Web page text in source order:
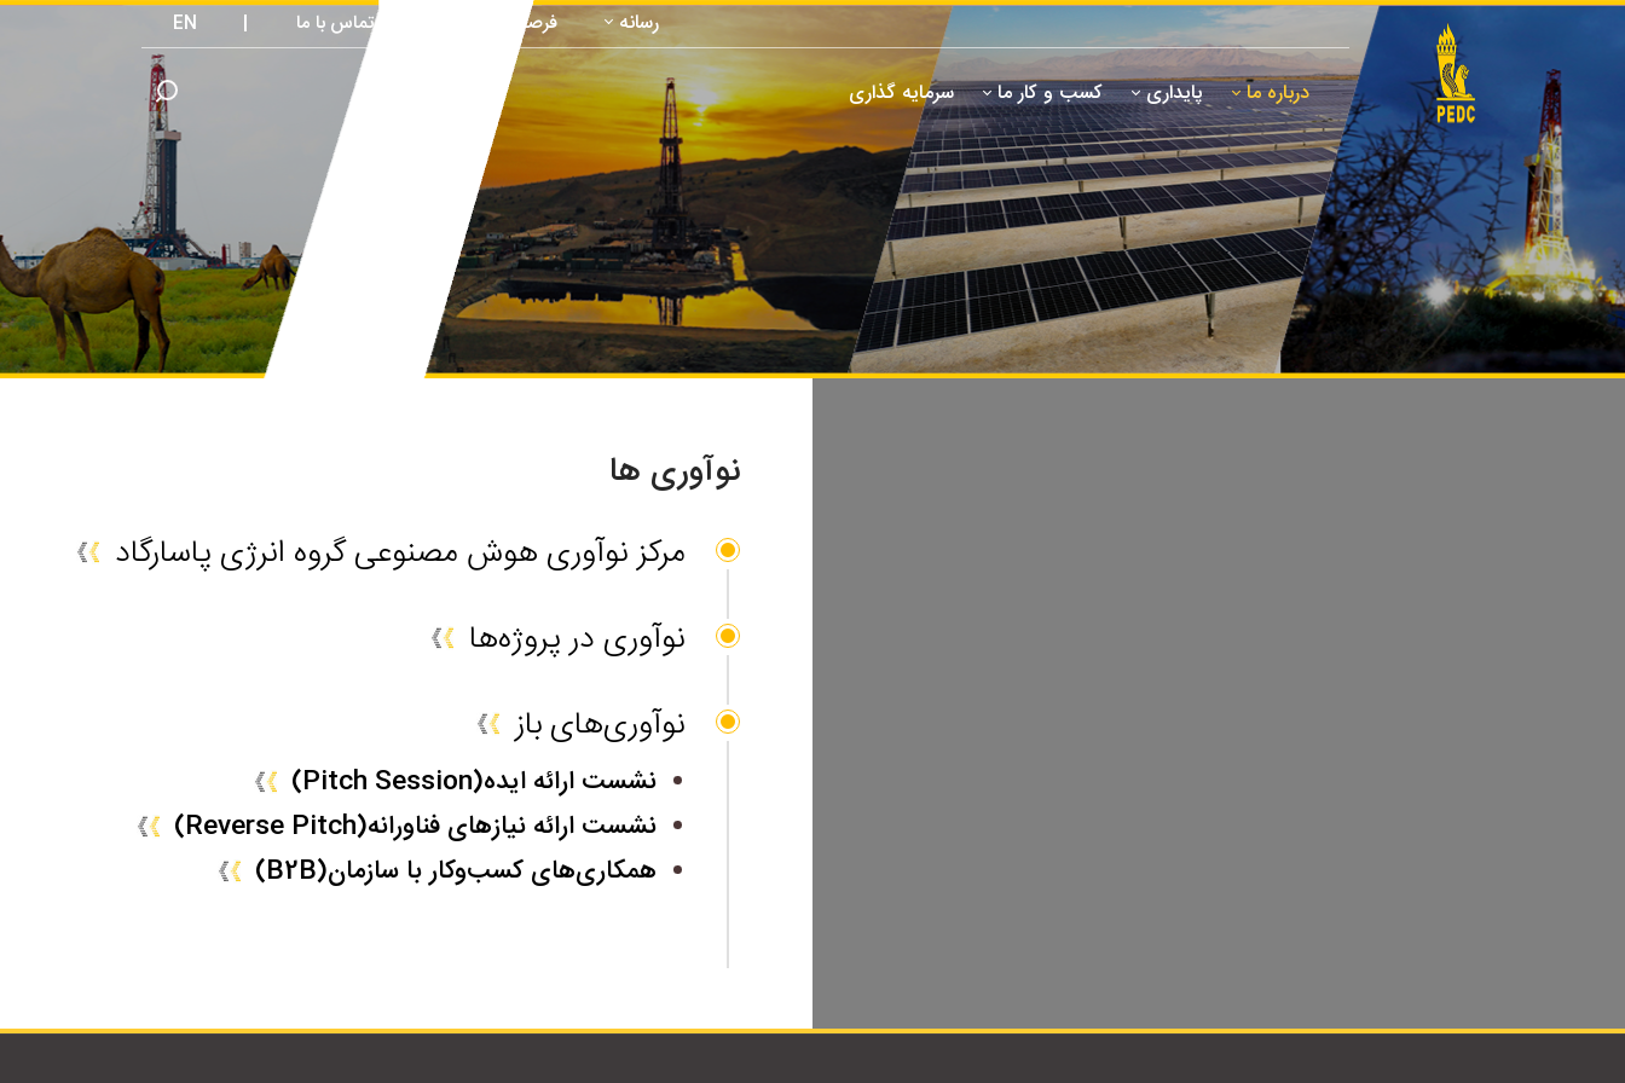
رسانه فرصت های شغلی تماس با ما |
EN
درباره ما پایداری کسب و کار ما سرمایه گذاری
نوآوری ها
مرکز نوآوری هوش مصنوعی گروه انرژی پاسارگاد
نوآوری در پروژه‌ها
نوآوری‌های باز
نشست ارائه ایده(Pitch Session)
نشست ارائه نیازهای فناورانه(Reverse Pitch)
همکاری‌های کسب‌وکار با سازمان(B2B)